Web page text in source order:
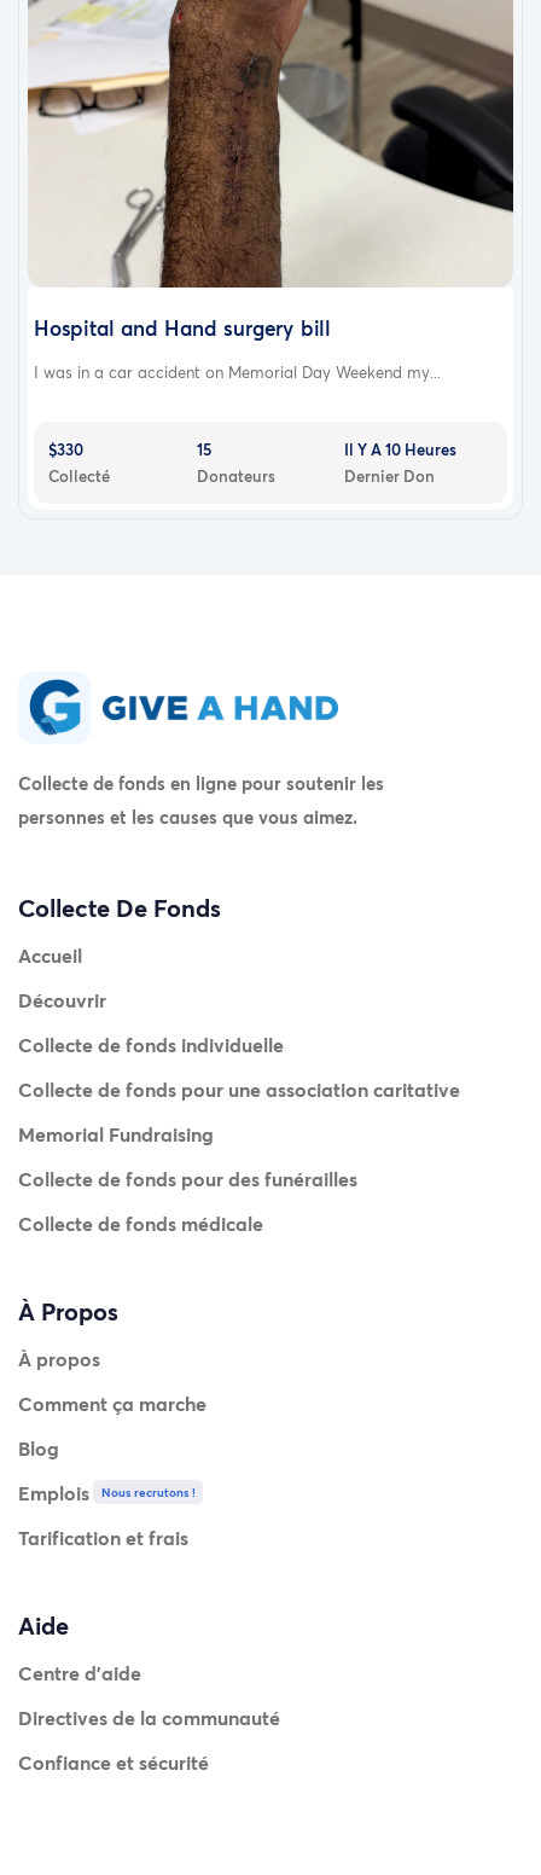
Hospital and Hand surgery bill
I was in a car accident on Memorial Day Weekend my...
$330
Collecté
15
Donateurs
Il Y A 10 Heures
Dernier Don
Collecte de fonds en ligne pour soutenir les
personnes et les causes que vous aimez.
Collecte De Fonds
Accueil
Découvrir
Collecte de fonds individuelle
Collecte de fonds pour une association caritative
Memorial Fundraising
Collecte de fonds pour des funérailles
Collecte de fonds médicale
À Propos
À propos
Comment ça marche
Blog
Emplois
Nous recrutons !
Tarification et frais
Aide
Centre d'aide
Directives de la communauté
Confiance et sécurité